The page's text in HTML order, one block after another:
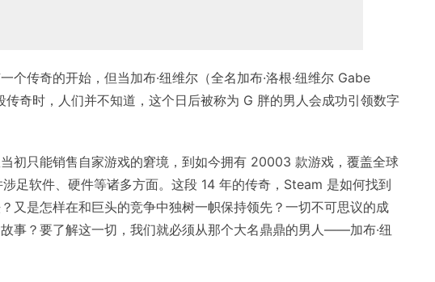
个传奇的开始，但当加布·纽维尔（全名加布·洛根·纽维尔 Gabe
奇时，人们并不知道，这个日后被称为 G 胖的男人会成功引领数字
初只能销售自家游戏的窘境，到如今拥有 20003 款游戏，覆盖全球
足软件、硬件等诸多方面。这段 14 年的传奇，Steam 是如何找到
又是怎样在和巨头的竞争中独树一帜保持领先？一切不可思议的成
事？要了解这一切，我们就必须从那个大名鼎鼎的男人——加布·纽